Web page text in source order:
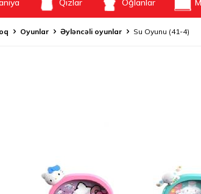
Qızlar Oğlanlar
Oyunlar Əyləncəli oyunlar Su Oyunu (41-4)